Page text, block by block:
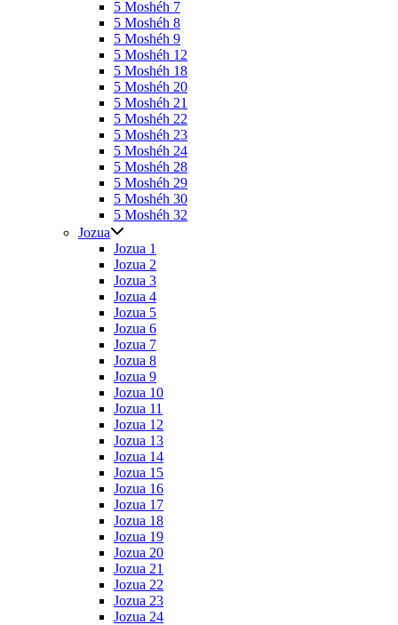
5 Moshéh 7
5 Moshéh 8
5 Moshéh 9
5 Moshéh 12
5 Moshéh 18
5 Moshéh 20
5 Moshéh 21
5 Moshéh 22
5 Moshéh 23
5 Moshéh 24
5 Moshéh 28
5 Moshéh 29
5 Moshéh 30
5 Moshéh 32
Jozua
Jozua 1
Jozua 2
Jozua 3
Jozua 4
Jozua 5
Jozua 6
Jozua 7
Jozua 8
Jozua 9
Jozua 10
Jozua 11
Jozua 12
Jozua 13
Jozua 14
Jozua 15
Jozua 16
Jozua 17
Jozua 18
Jozua 19
Jozua 20
Jozua 21
Jozua 22
Jozua 23
Jozua 24